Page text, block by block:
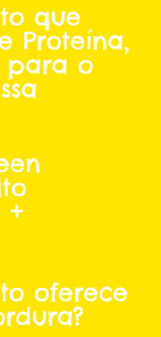
que
Proteína,
para o
+
oferece